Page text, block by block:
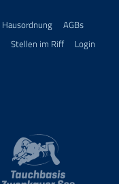
Hausordnung
AGBs
Stellen im Riff
Login